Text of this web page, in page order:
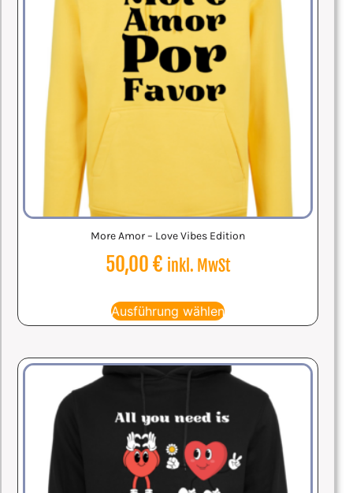
More Amor – Love Vibes Edition
50,00€ inkl. MwSt
Ausführung wählen